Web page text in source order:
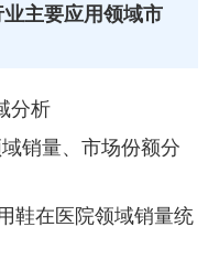
主要应用领域市
分析
销量、市场份额分
鞋在医院领域销量统